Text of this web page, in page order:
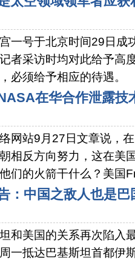
一号于北京时间29日成
者采访时均对此给予高
，必须给予相应的待遇
在华合作泄露技
网站9月27日文章说，
相反方向努力，这在美
们的火箭干什么？美国
：中国之敌人也是巴
和美国的关系再次陷入
一抵达巴基斯坦首都伊